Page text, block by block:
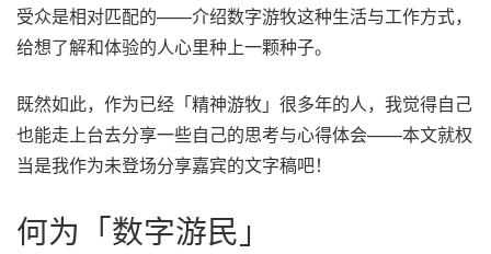
受众是相对匹配的——介绍数字游牧这种生活与工作方式，
给想了解和体验的人心里种上一颗种子。
既然如此，作为已经「精神游牧」很多年的人，我觉得自己
也能走上台去分享一些自己的思考与心得体会——本文就权
当是我作为未登场分享嘉宾的文字稿吧！
何为「数字游民」